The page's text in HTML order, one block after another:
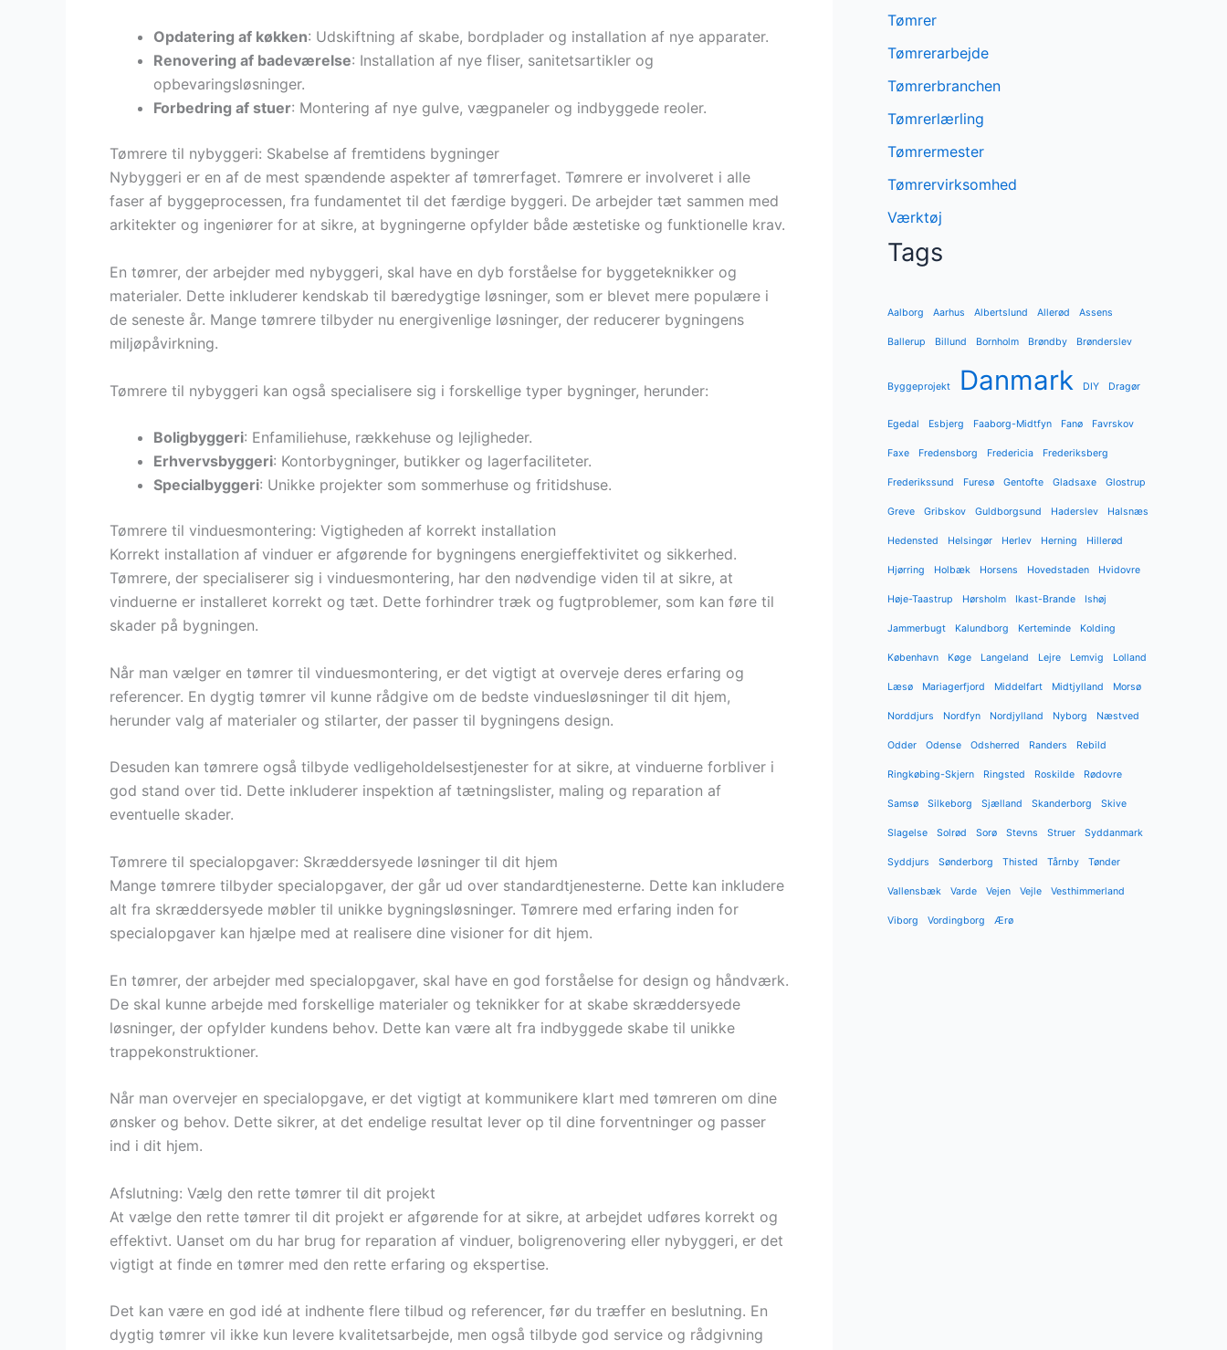
Opdatering af køkken: Udskiftning af skabe, bordplader og installation af nye apparater.
Renovering af badeværelse: Installation af nye fliser, sanitetsartikler og
opbevaringsløsninger.
Forbedring af stuer: Montering af nye gulve, vægpaneler og indbyggede reoler.
Tømrere til nybyggeri: Skabelse af fremtidens bygninger
Nybyggeri er en af de mest spændende aspekter af tømrerfaget. Tømrere er involveret i alle
faser af byggeprocessen, fra fundamentet til det færdige byggeri. De arbejder tæt sammen med
arkitekter og ingeniører for at sikre, at bygningerne opfylder både æstetiske og funktionelle krav.
En tømrer, der arbejder med nybyggeri, skal have en dyb forståelse for byggeteknikker og
materialer. Dette inkluderer kendskab til bæredygtige løsninger, som er blevet mere populære i
de seneste år. Mange tømrere tilbyder nu energivenlige løsninger, der reducerer bygningens
miljøpåvirkning.
Tømrere til nybyggeri kan også specialisere sig i forskellige typer bygninger, herunder:
Boligbyggeri: Enfamiliehuse, rækkehuse og lejligheder.
Erhvervsbyggeri: Kontorbygninger, butikker og lagerfaciliteter.
Specialbyggeri: Unikke projekter som sommerhuse og fritidshuse.
Tømrere til vinduesmontering: Vigtigheden af korrekt installation
Korrekt installation af vinduer er afgørende for bygningens energieffektivitet og sikkerhed.
Tømrere, der specialiserer sig i vinduesmontering, har den nødvendige viden til at sikre, at
vinduerne er installeret korrekt og tæt. Dette forhindrer træk og fugtproblemer, som kan føre til
skader på bygningen.
Når man vælger en tømrer til vinduesmontering, er det vigtigt at overveje deres erfaring og
referencer. En dygtig tømrer vil kunne rådgive om de bedste vinduesløsninger til dit hjem,
herunder valg af materialer og stilarter, der passer til bygningens design.
Desuden kan tømrere også tilbyde vedligeholdelsestjenester for at sikre, at vinduerne forbliver i
god stand over tid. Dette inkluderer inspektion af tætningslister, maling og reparation af
eventuelle skader.
Tømrere til specialopgaver: Skræddersyede løsninger til dit hjem
Mange tømrere tilbyder specialopgaver, der går ud over standardtjenesterne. Dette kan inkludere
alt fra skræddersyede møbler til unikke bygningsløsninger. Tømrere med erfaring inden for
specialopgaver kan hjælpe med at realisere dine visioner for dit hjem.
En tømrer, der arbejder med specialopgaver, skal have en god forståelse for design og håndværk.
De skal kunne arbejde med forskellige materialer og teknikker for at skabe skræddersyede
løsninger, der opfylder kundens behov. Dette kan være alt fra indbyggede skabe til unikke
trappekonstruktioner.
Når man overvejer en specialopgave, er det vigtigt at kommunikere klart med tømreren om dine
ønsker og behov. Dette sikrer, at det endelige resultat lever op til dine forventninger og passer
ind i dit hjem.
Afslutning: Vælg den rette tømrer til dit projekt
At vælge den rette tømrer til dit projekt er afgørende for at sikre, at arbejdet udføres korrekt og
effektivt. Uanset om du har brug for reparation af vinduer, boligrenovering eller nybyggeri, er det
vigtigt at finde en tømrer med den rette erfaring og ekspertise.
Det kan være en god idé at indhente flere tilbud og referencer, før du træffer en beslutning. En
dygtig tømrer vil ikke kun levere kvalitetsarbejde, men også tilbyde god service og rådgivning
Tømrer
Tømrerarbejde
Tømrerbranchen
Tømrerlærling
Tømrermester
Tømrervirksomhed
Værktøj
Tags
Aalborg Aarhus Albertslund Allerød Assens
Ballerup Billund Bornholm Brøndby Brønderslev
Byggeprojekt Danmark DIY Dragør
Egedal Esbjerg Faaborg-Midtfyn Fanø Favrskov
Faxe Fredensborg Fredericia Frederiksberg
Frederikssund Furesø Gentofte Gladsaxe Glostrup
Greve Gribskov Guldborgsund Haderslev Halsnæs
Hedensted Helsingør Herlev Herning Hillerød
Hjørring Holbæk Horsens Hovedstaden Hvidovre
Høje-Taastrup Hørsholm Ikast-Brande Ishøj
Jammerbugt Kalundborg Kerteminde Kolding
København Køge Langeland Lejre Lemvig Lolland
Læsø Mariagerfjord Middelfart Midtjylland Morsø
Norddjurs Nordfyn Nordjylland Nyborg Næstved
Odder Odense Odsherred Randers Rebild
Ringkøbing-Skjern Ringsted Roskilde Rødovre
Samsø Silkeborg Sjælland Skanderborg Skive
Slagelse Solrød Sorø Stevns Struer Syddanmark
Syddjurs Sønderborg Thisted Tårnby Tønder
Vallensbæk Varde Vejen Vejle Vesthimmerland
Viborg Vordingborg Ærø